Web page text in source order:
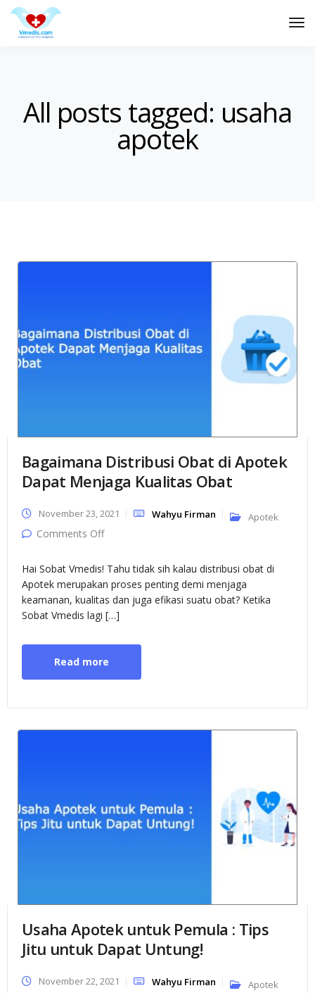
All posts tagged: usaha
apotek
Bagaimana Distribusi Obat di Apotek
Dapat Menjaga Kualitas Obat
November 23, 2021 Wahyu Firman Apotek
Comments Offon Bagaimana Distribusi Obat di Apotek
Hai Sobat Vmedis! Tahu tidak sih kalau distribusi obat di
Apotek merupakan proses penting demi menjaga
keamanan, kualitas dan juga efikasi suatu obat? Ketika
Sobat Vmedis lagi […]
Read more
Usaha Apotek untuk Pemula : Tips
Jitu untuk Dapat Untung!
November 22, 2021 Wahyu Firman Apotek